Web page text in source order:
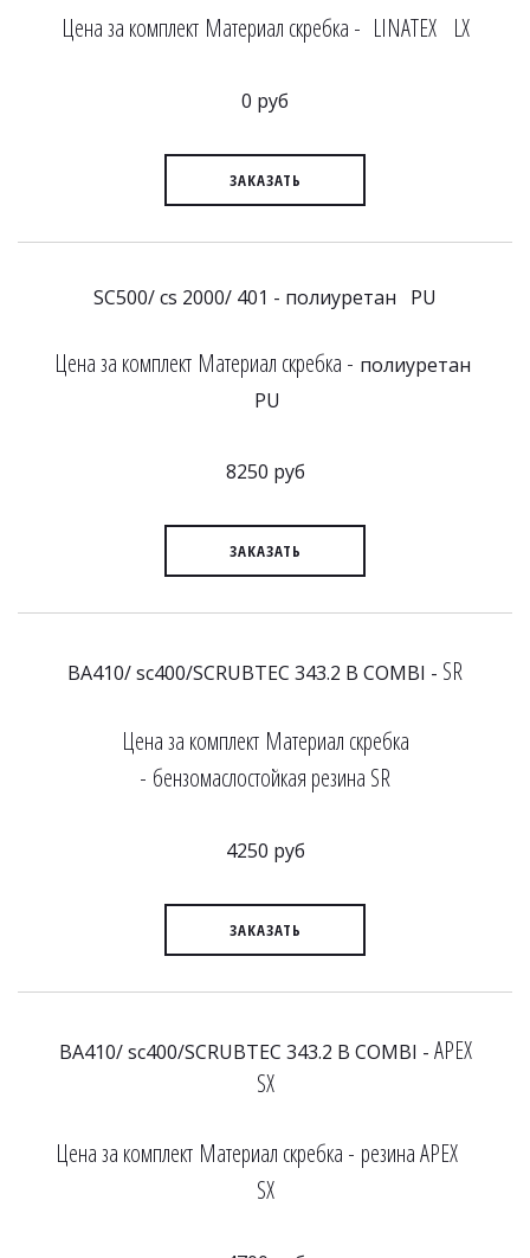
Цена за комплект Материал скребка - LINATEX LX
0 руб
ЗАКАЗАТЬ
SC500/ cs 2000/ 401 - полиуретан PU
Цена за комплект Материал скребка - полиуретан
PU
8250 руб
ЗАКАЗАТЬ
BA410/ sc400/SCRUBTEC 343.2 B COMBI - SR
Цена за комплект Материал скребка
- бензомаслостойкая резина SR
4250 руб
ЗАКАЗАТЬ
BA410/ sc400/SCRUBTEC 343.2 B COMBI - APEX
SX
Цена за комплект Материал скребка - резина APEX
SX